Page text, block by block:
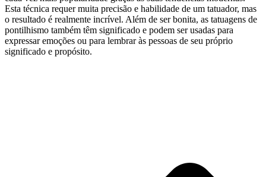
Esta técnica requer muita precisão e habilidade de um tatuador, mas
o resultado é realmente incrível. Além de ser bonita, as tatuagens de
pontilhismo também têm significado e podem ser usadas para
expressar emoções ou para lembrar às pessoas de seu próprio
significado e propósito.